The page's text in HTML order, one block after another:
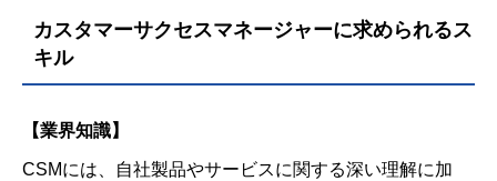
カスタマーサクセスマネージャーに求められるス
キル
【業界知識】
CSMには、自社製品やサービスに関する深い理解に加